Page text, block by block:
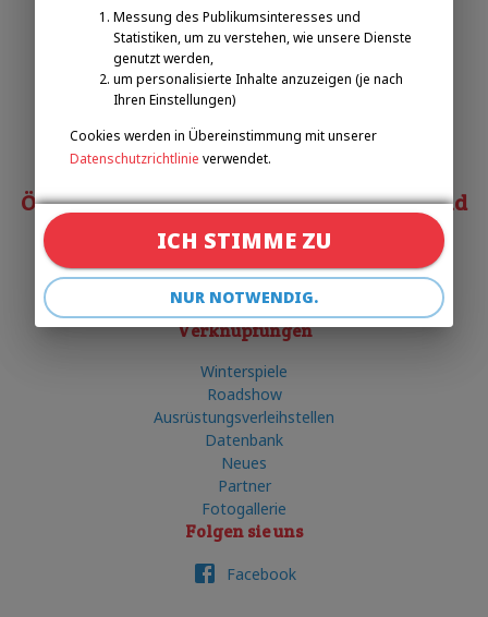
Emilova sportovní, z.s.
Pavel Zbožínek
+420 602 720 518
Österreichischer Behindertensportverband
costa@obsv.at
+43 332-61-34
Verknüpfungen
Winterspiele
Roadshow
Ausrüstungsverleihstellen
Datenbank
Neues
Partner
Fotogallerie
Folgen sie uns
Facebook
Messung des Publikumsinteresses und
Statistiken, um zu verstehen, wie unsere Dienste
genutzt werden,
um personalisierte Inhalte anzuzeigen (je nach
Ihren Einstellungen)
Cookies werden in Übereinstimmung mit unserer
Datenschutzrichtlinie verwendet.
NUR NOTWENDIG.
ICH STIMME ZU